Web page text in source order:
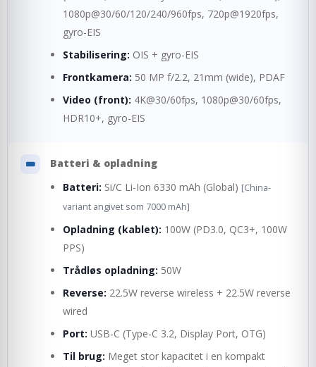
1080p@30/60/120/240/960fps, 720p@1920fps,
gyro-EIS
Stabilisering: OIS + gyro-EIS
Frontkamera: 50 MP f/2.2, 21mm (wide), PDAF
Video (front): 4K@30/60fps, 1080p@30/60fps,
HDR10+, gyro-EIS
Batteri & opladning
Batteri: Si/C Li-Ion 6330 mAh (Global) [China-
variant angivet som 7000 mAh]
Opladning (kablet): 100W (PD3.0, QC3+, 100W
PPS)
Trådløs opladning: 50W
Reverse: 22.5W reverse wireless + 22.5W reverse
wired
Port: USB-C (Type-C 3.2, Display Port, OTG)
Til brug: Meget stor kapacitet i en kompakt